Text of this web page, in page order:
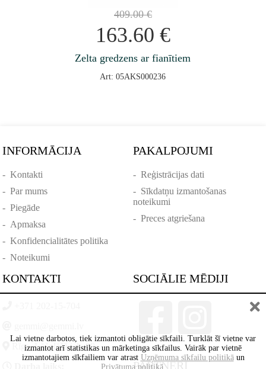
409.00€
163.60 €
Zelta gredzens ar fianītiem
Art: 05AKS000236
INFORMĀCIJA
-Kontakti
-Par mums
-Piegāde
- Apmaksa
-Konfidencialitātes politika
-Noteikumi
PAKALPOJUMI
- Reģistrācijas dati
- Sīkdatņu izmantošanas
noteikumi
- Preces atgriešana
KONTAKTI
Rīga, Lāčplēšā iela 88
SOCIĀLIE MĒDIJI
PARTNERI
Lai vietne darbotos, tiek izmantoti obligātie sīkfaili. Turklāt šī vietne var
izmantot arī statistikas un mārketinga sīkfailus. Vairāk par vietnē
izmantotajiem sīkfailiem var atrast Uzņēmuma sīkfailu politikāun
Privātuma politikā.